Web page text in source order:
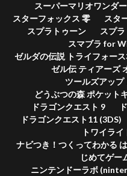
スーパーマリオワンダー
スターフォックス 零
スタ
スプラトゥーン
スプ
スマブラ for
ゼルダの伝説 トライフォー
ゼル伝 ティアーズ
ツールズアップ
どうぶつの森 ポケット
ドラゴンクエスト 9
ドラゴンクエスト11 (3DS)
トワイラ
ナビつき！つくってわかる
じめてゲー
ニンテンドーラボ